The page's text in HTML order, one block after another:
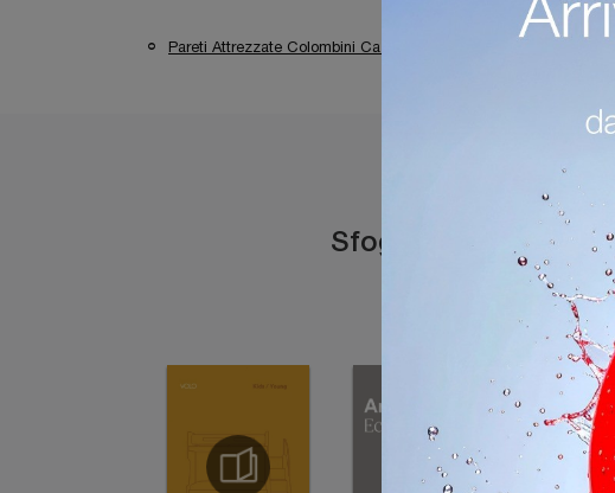
Pareti Attrezzate Colombini Casa Sirmione
Sfoglia i cataloghi